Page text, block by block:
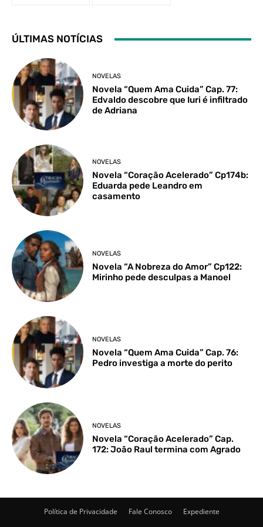
ÚLTIMAS NOTÍCIAS
NOVELAS
Novela “Quem Ama Cuida” Cap. 77:
Edvaldo descobre que Iuri é infiltrado
de Adriana
NOVELAS
Novela “Coração Acelerado” Cp174b:
Eduarda pede Leandro em
casamento
NOVELAS
Novela “A Nobreza do Amor” Cp122:
Mirinho pede desculpas a Manoel
NOVELAS
Novela “Quem Ama Cuida” Cap. 76:
Pedro investiga a morte do perito
NOVELAS
Novela “Coração Acelerado” Cap.
172: João Raul termina com Agrado
Política de Privacidade Fale Conosco Expediente